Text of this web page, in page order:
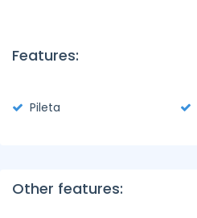
Features:
Pileta
Other features: